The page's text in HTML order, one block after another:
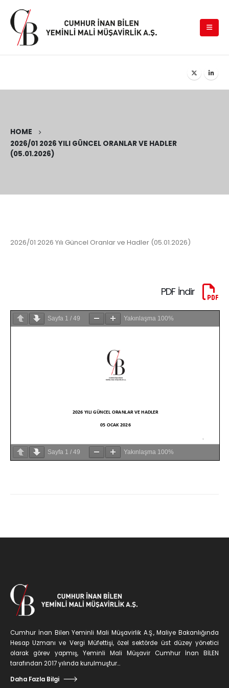
HOME
2026/01 2026 YILI GÜNCEL ORANLAR VE HADLER
(05.01.2026)
2026/01 2026 Yılı Güncel Oranlar ve Hadler (05.01.2026)
PDF İndir
Sayfa 1 / 49 Yakınlaşma 100%
Sayfa 1 / 49 Yakınlaşma 100%
Cumhur İnan Bilen Yeminli Mali Müşavirlik A.Ş., Maliye Bakanlığında
Hesap Uzmanı ve Vergi Müfettişi, özel sektörde üst düzey yönetici
olarak görev yapmış, Yeminli Mali Müşavir Cumhur İnan BİLEN
tarafından 2017 yılında kurulmuştur...
Daha Fazla Bilgi